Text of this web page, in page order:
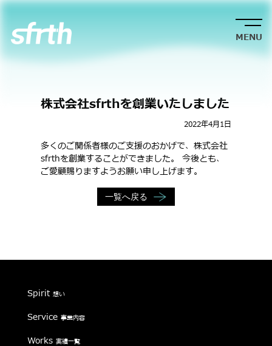
株式会社sfrthを創業いたしました
2022年4月1日
多くのご関係者様のご支援のおかげで、株式会社
sfrthを創業することができました。 今後とも、
ご愛顧賜りますようお願い申し上げます。
一覧へ戻る
Spirit 想い
Service 事業内容
Works 実績一覧